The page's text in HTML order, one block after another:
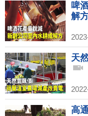
啤
解
天
高